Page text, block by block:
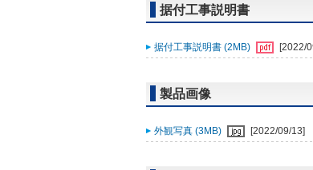
据付工事説明書
据付工事説明書 (2MB) [2022/
製品画像
外観写真 (3MB) [2022/09/13]